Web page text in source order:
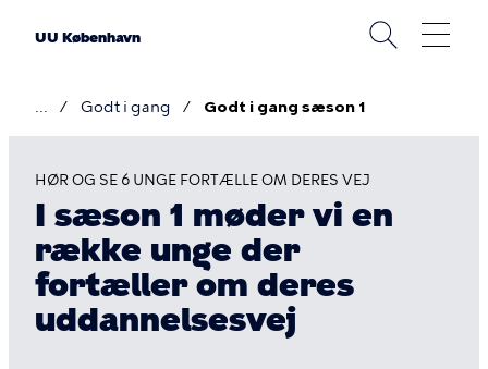
UU København
Brødkrumme
Godt i gang Godt i gang sæson 1
Godt
gang
sæson
HØR OG SE 6 UNGE FORTÆLLE OM DERES VEJ
I sæson 1 møder vi en
række unge der
fortæller om deres
uddannelsesvej